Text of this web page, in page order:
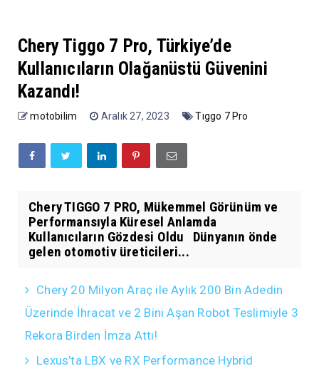
Chery Tiggo 7 Pro, Türkiye’de
Kullanıcıların Olağanüstü Güvenini
Kazandı!
motobilim Aralık 27, 2023 Tıggo 7 Pro
Chery TIGGO 7 PRO, Mükemmel Görünüm ve
Performansıyla Küresel Anlamda
Kullanıcıların Gözdesi Oldu Dünyanın önde
gelen otomotiv üreticileri...
Chery 20 Milyon Araç ile Aylık 200 Bin Adedin
Üzerinde İhracat ve 2 Bini Aşan Robot Teslimiyle 3
Rekora Birden İmza Attı!
Lexus’ta LBX ve RX Performance Hybrid